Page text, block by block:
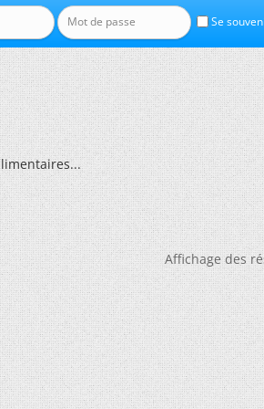
Se
Affichage des